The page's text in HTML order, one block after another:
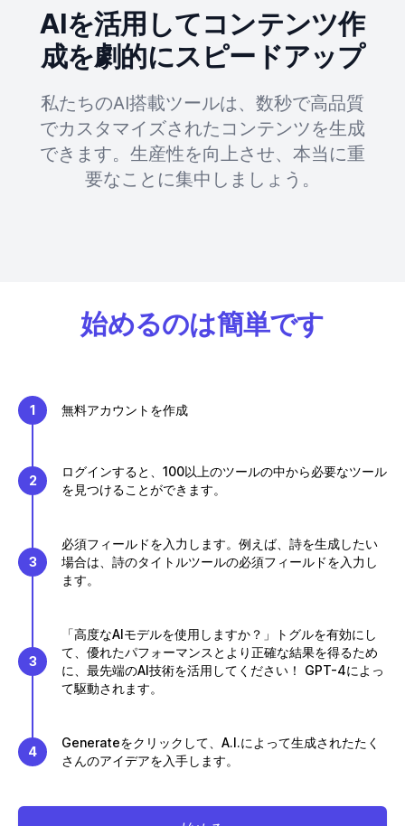
AIを活用してコンテンツ作
成を劇的にスピードアップ
私たちのAI搭載ツールは、数秒で高品質
でカスタマイズされたコンテンツを生成
できます。生産性を向上させ、本当に重
要なことに集中しましょう。
始めるのは簡単です
1 無料アカウントを作成
2
ログインすると、100以上のツールの中から必要なツール
を見つけることができます。
3
必須フィールドを入力します。例えば、詩を生成したい
場合は、詩のタイトルツールの必須フィールドを入力し
ます。
3
「高度なAIモデルを使用しますか？」トグルを有効にし
て、優れたパフォーマンスとより正確な結果を得るため
に、最先端のAI技術を活用してください！ GPT-4によっ
て駆動されます。
4
Generateをクリックして、A.I.によって生成されたたく
さんのアイデアを入手します。